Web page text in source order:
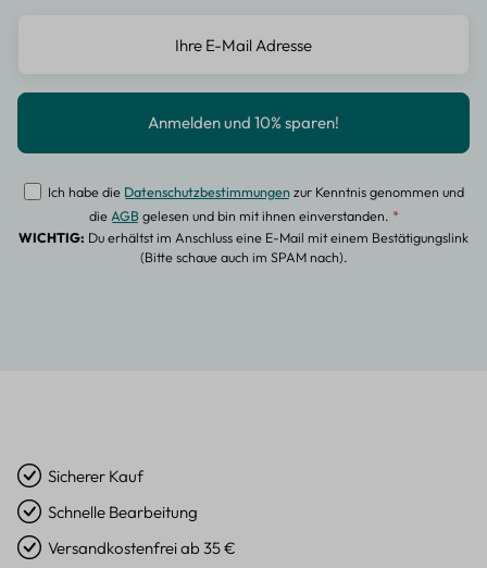
Ich habe die Datenschutzbestimmungenzur Kenntnis genommen und
dieAGBgelesen und bin mit ihnen einverstanden. *
WICHTIG: Du erhältst im Anschluss eine E-Mail mit einem Bestätigungslink
(Bitte schaue auch im SPAM nach).
Sicherer Kauf
Schnelle Bearbeitung
Versandkostenfrei ab 35 €